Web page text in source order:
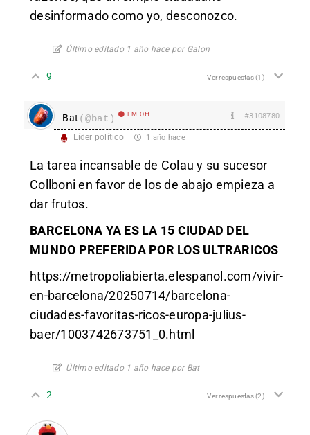
desinformado como yo, desconozco.
Último editado 1 año hace por Galon
9 Ver respuestas(1)
Bat (@bat) EM Off #3108780
Líder político 1 año hace
La tarea incansable de Colau y su sucesor
Collboni en favor de los de abajo empieza a
dar frutos.
BARCELONA YA ES LA 15 CIUDAD DEL
MUNDO PREFERIDA POR LOS ULTRARICOS
https://metropoliabierta.elespanol.com/vivir-
en-barcelona/20250714/barcelona-
ciudades-favoritas-ricos-europa-julius-
baer/1003742673751_0.html
Último editado 1 año hace por Bat
2 Ver respuestas(2)